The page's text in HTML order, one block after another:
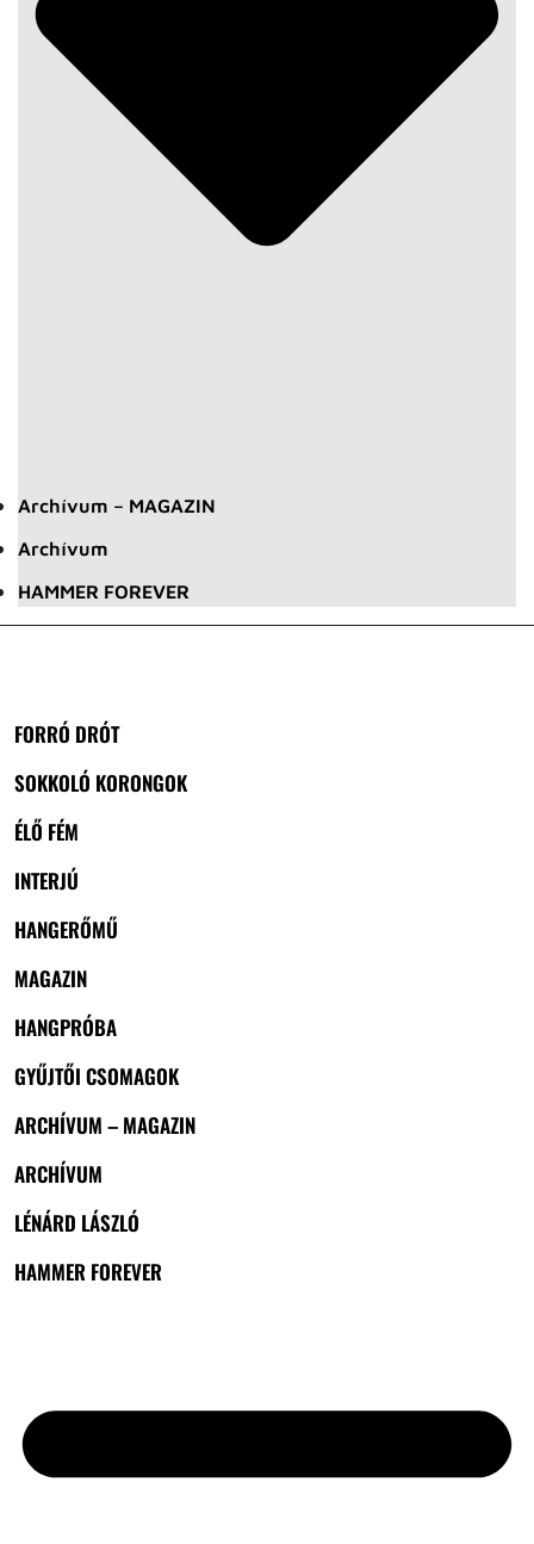
Archívum – MAGAZIN
Archívum
HAMMER FOREVER
FORRÓ DRÓT
SOKKOLÓ KORONGOK
ÉLŐ FÉM
INTERJÚ
HANGERŐMŰ
MAGAZIN
HANGPRÓBA
GYŰJTŐI CSOMAGOK
ARCHÍVUM – MAGAZIN
ARCHÍVUM
LÉNÁRD LÁSZLÓ
HAMMER FOREVER